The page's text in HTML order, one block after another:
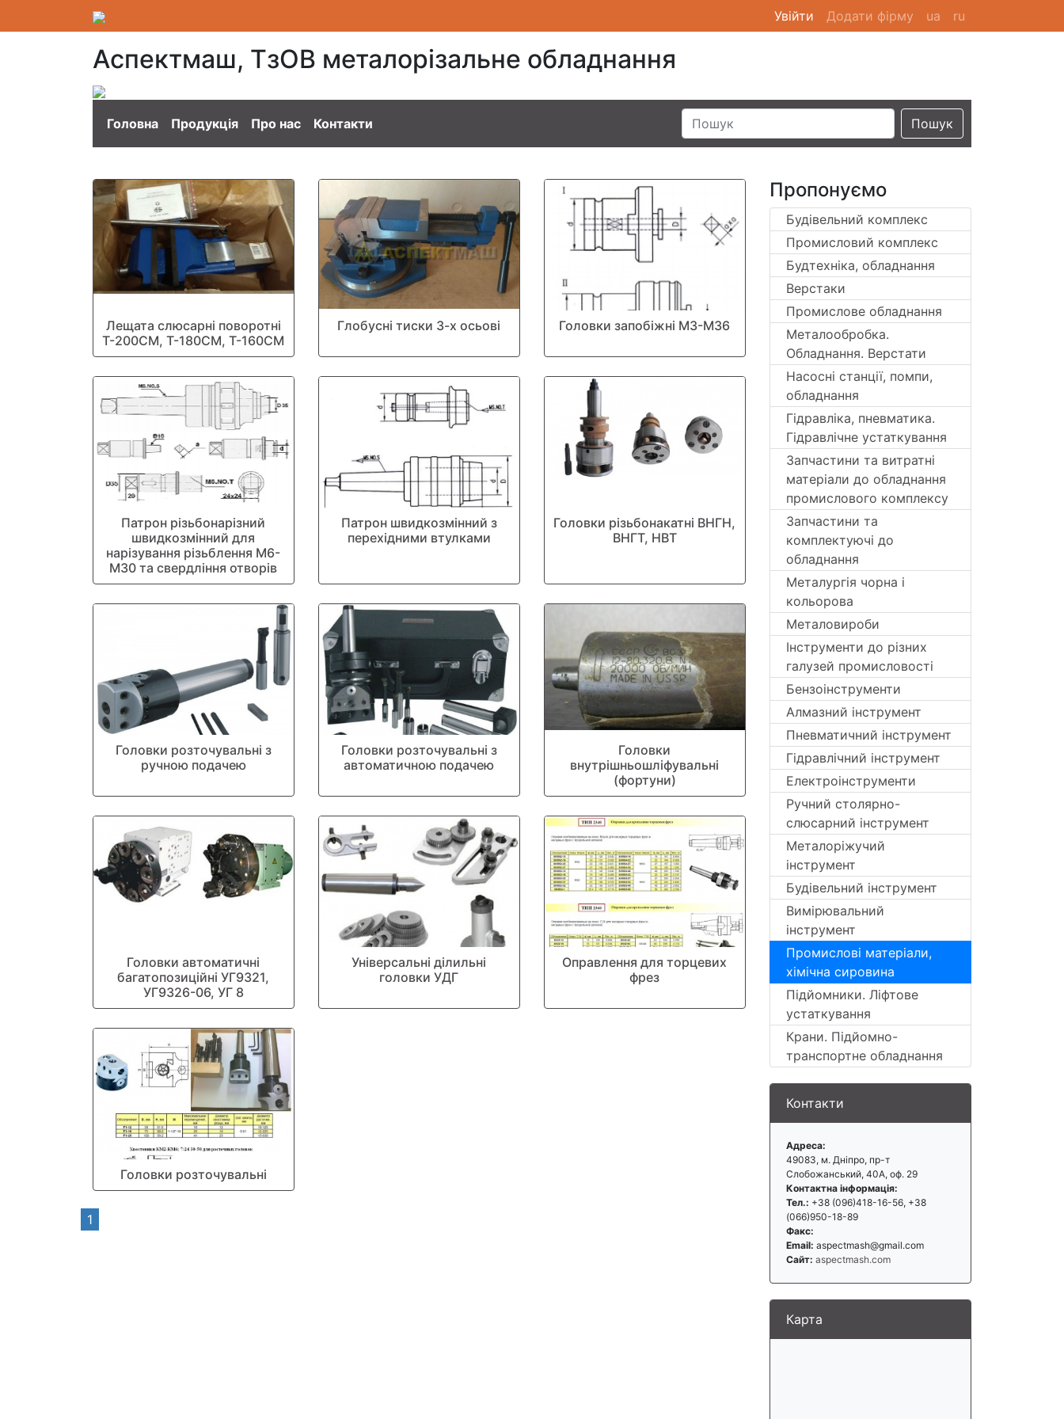
Увійти (current)
Додати фірму ua ru
Аспектмаш, ТзОВ металорізальне обладнання
Головна Продукція Про нас Контакти Пошук
Лещата слюсарні поворотні
Т-200СМ, Т-180СМ, Т-160СМ
Глобусні тиски 3-х осьові Головки запобіжні М3-М36
Патрон різьбонарізний
швидкозмінний для
нарізування різьблення М6-
М30 та свердління отворів
Патрон швидкозмінний з
перехідними втулками
Головки різьбонакатні ВНГН,
ВНГТ, НВТ
Головки розточувальні з
ручною подачею
Головки розточувальні з
автоматичною подачею
Головки
внутрішньошліфувальні
(фортуни)
Головки автоматичні
багатопозиційні УГ9321,
УГ9326-06, УГ 8
Універсальні ділильні
головки УДГ
Оправлення для торцевих
фрез
Головки розточувальні
1
Пропонуємо
Будівельний комплекс
Промисловий комплекс
Будтехніка, обладнання
Верстаки
Промислове обладнання
Металообробка.
Обладнання. Верстати
Насосні станції, помпи,
обладнання
Гідравліка, пневматика.
Гідравлічне устаткування
Запчастини та витратні
матеріали до обладнання
промислового комплексу
Запчастини та
комплектуючі до
обладнання
Металургія чорна і
кольорова
Металовироби
Інструменти до різних
галузей промисловості
Бензоінструменти
Алмазний інструмент
Пневматичний інструмент
Гідравлічний інструмент
Електроінструменти
Ручний столярно-
слюсарний інструмент
Металоріжучий
інструмент
Будівельний інструмент
Вимірювальний
інструмент
Промислові матеріали,
хімічна сировина
Підйомники. Ліфтове
устаткування
Крани. Підйомно-
транспортне обладнання
Контакти
Адреса:
49083, м. Дніпро, пр-т
Слобожанський, 40А, оф. 29
Контактна інформація:
Тел.: +38 (096)418-16-56, +38
(066)950-18-89
Факс:
Email: aspectmash@gmail.com
Сайт: aspectmash.com
Карта